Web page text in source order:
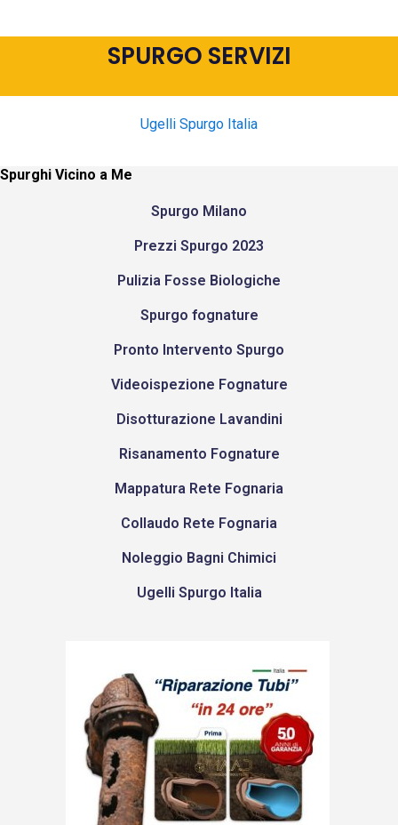
SPURGO SERVIZI
Ugelli Spurgo Italia
Spurghi Vicino a Me
Spurgo Milano
Prezzi Spurgo 2023
Pulizia Fosse Biologiche
Spurgo fognature
Pronto Intervento Spurgo
Videoispezione Fognature
Disotturazione Lavandini
Risanamento Fognature
Mappatura Rete Fognaria
Collaudo Rete Fognaria
Noleggio Bagni Chimici
Ugelli Spurgo Italia